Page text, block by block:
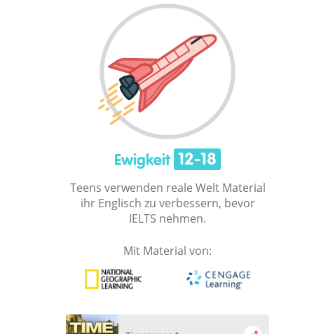
Ewigkeit 12-18
Teens verwenden reale Welt Material
ihr Englisch zu verbessern, bevor
IELTS nehmen.
Mit Material von: